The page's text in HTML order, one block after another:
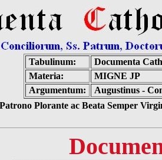
Tabulinum:
Documenta
Materia:
MIGNE JP
Argumentum:
Augustinus -
Plorante ac Beata Semper